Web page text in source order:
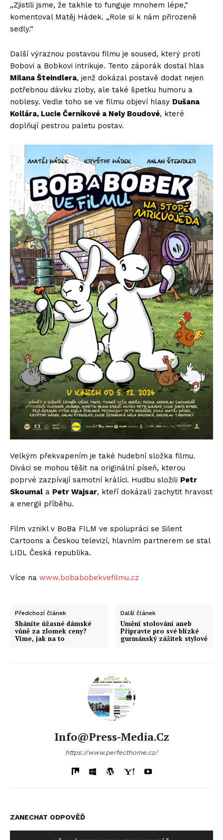
„Zjistili jsme, že takhle to funguje mnohem lépe,“
komentoval Matěj Hádek. „Role si k nám přirozeně
sedly.“
Další výraznou postavou filmu je soused, který proti
Bobovi a Bobkovi intrikuje. Tento záporák dostal hlas
Milana Šteindlera, jenž dokázal postavě dodat nejen
potřebnou dávku zloby, ale také špetku humoru a
noblesy. Vedle toho se ve filmu objeví hlasy Dušana
Kollára, Lucie Černíkové a Nely Boudové, které
doplňují pestrou paletu postav.
Velkým překvapením je také hudební složka filmu.
Diváci se mohou těšit na originální píseň, kterou
poprvé zazpívají samotní králíci. Hudbu složili Petr
Skoumal a Petr Wajsar, kteří dokázali zachytit hravost
a energii příběhu.
Film vznikl v BoBa FILM ve spolupráci se Silent
Cartoons a Českou televizí, hlavním partnerem se stal
LIDL Česká republika.
Více na www.bobabobekvefilmu.cz
Předchozí článek
Sháníte úžasné dámské
vůně za zlomek ceny?
Víme, jak na to
Další článek
Umění stolování aneb
Připravte pro své blízké
gurmánský zážitek stylově
Info@press-Media.cz
https://www.perfecthome.cz/
ZANECHAT ODPOVĚĎ